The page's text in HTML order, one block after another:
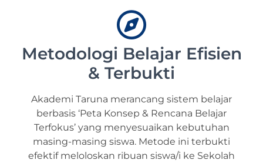
Metodologi Belajar Efisien
& Terbukti
Akademi Taruna merancang sistem belajar
berbasis ‘Peta Konsep & Rencana Belajar
Terfokus’ yang menyesuaikan kebutuhan
masing-masing siswa. Metode ini terbukti
efektif meloloskan ribuan siswa/i ke Sekolah